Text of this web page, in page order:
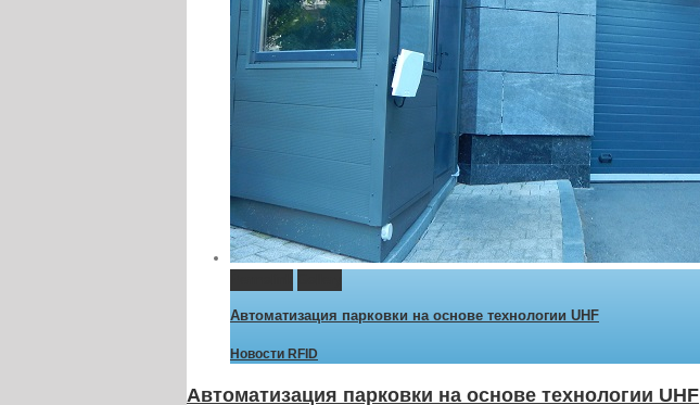
Автоматизация парковки на основе технологии UHF
Новости RFID
Автоматизация парковки на основе технологии UHF